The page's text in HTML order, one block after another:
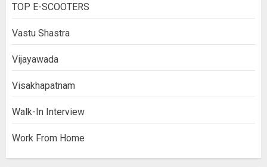
TOP E-SCOOTERS
Vastu Shastra
Vijayawada
Visakhapatnam
Walk-In Interview
Work From Home